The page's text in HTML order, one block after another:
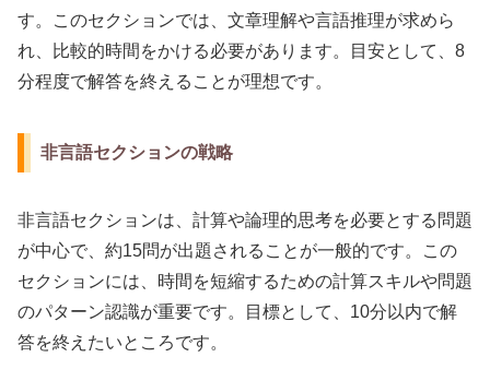
す。このセクションでは、文章理解や言語推理が求めら
れ、比較的時間をかける必要があります。目安として、8
分程度で解答を終えることが理想です。
非言語セクションの戦略
非言語セクションは、計算や論理的思考を必要とする問題
が中心で、約15問が出題されることが一般的です。この
セクションには、時間を短縮するための計算スキルや問題
のパターン認識が重要です。目標として、10分以内で解
答を終えたいところです。